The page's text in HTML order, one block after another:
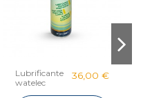
Lubrificante
watelec
36,00 €